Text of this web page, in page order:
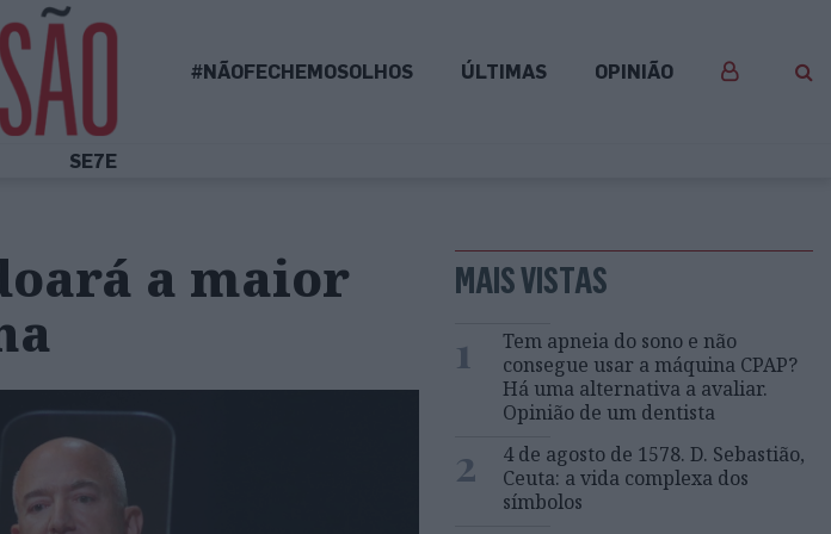
#NÃOFECHEMOSOLHOS ÚLTIMAS OPINIÃO
SE7E
a maior
MAIS VISTAS
1
Tem apneia do sono e não
consegue usar a máquina CPAP?
Há uma alternativa a avaliar.
Opinião de um dentista
2
4 de agosto de 1578. D. Sebastião,
Ceuta: a vida complexa dos
símbolos